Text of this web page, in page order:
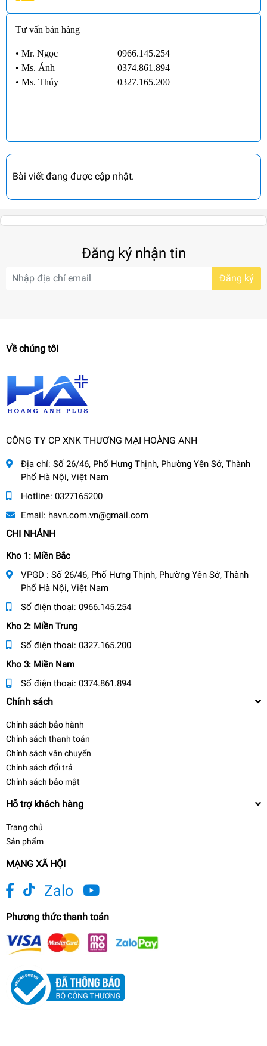
Tư vấn bán hàng
• Mr. Ngọc
0966.145.254
• Ms. Ánh
0374.861.894
• Ms. Thúy 0327.165.200
Bài viết đang được cập nhật.
Đăng ký nhận tin
Đăng ký
Về chúng tôi
CÔNG TY CP XNK THƯƠNG MẠI HOÀNG ANH
Địa chỉ: Số 26/46, Phố Hưng Thịnh, Phường Yên Sở, Thành
Phố Hà Nội, Việt Nam
Hotline: 0327165200
Email: havn.com.vn@gmail.com
CHI NHÁNH
Kho 1: Miền Bắc
VPGD : Số 26/46, Phố Hưng Thịnh, Phường Yên Sở, Thành
Phố Hà Nội, Việt Nam
Số điện thoại: 0966.145.254
Kho 2: Miền Trung
Số điện thoại: 0327.165.200
Kho 3: Miền Nam
Số điện thoại: 0374.861.894
Chính sách
Chính sách bảo hành
Chính sách thanh toán
Chính sách vận chuyển
Chính sách đổi trả
Chính sách bảo mật
Hỗ trợ khách hàng
Trang chủ
Sản phẩm
MẠNG XÃ HỘI
Zalo
Phương thức thanh toán